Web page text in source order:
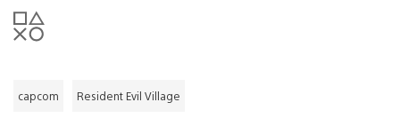
capcom Resident Evil Village